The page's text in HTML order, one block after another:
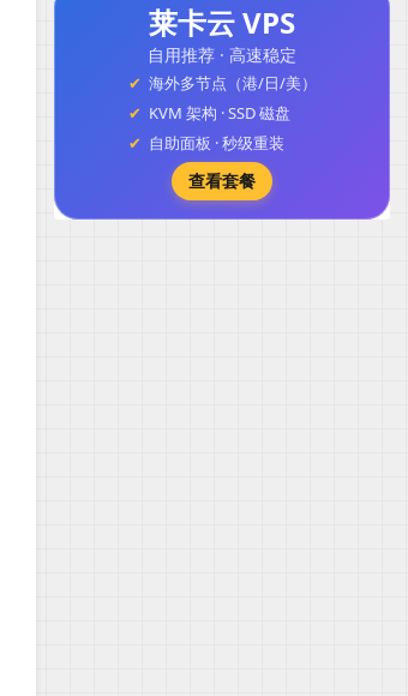
莱卡云 VPS
自用推荐 · 高速稳定
海外多节点（港/日/美）
KVM 架构 · SSD 磁盘
自助面板 · 秒级重装
查看套餐